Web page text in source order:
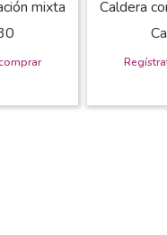
mixta
Caldera